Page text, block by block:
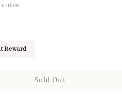
Reward
Sold Out